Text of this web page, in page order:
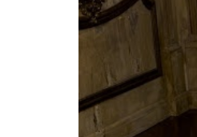
Подбор